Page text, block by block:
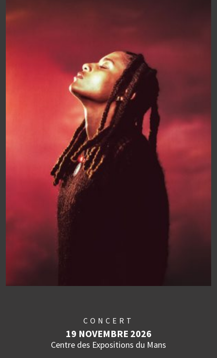
CONCERT
19 NOVEMBRE 2026
Centre des Expositions du Mans